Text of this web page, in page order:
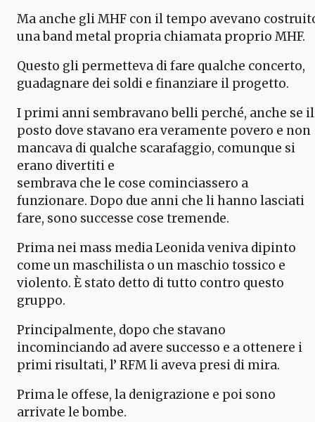
Ma anche gli MHF con il tempo avevano
una band metal propria chiamata proprio MHF.
Questo gli permetteva di fare qualche concerto,
guadagnare dei soldi e finanziare il progetto.
I primi anni sembravano belli perché, anche se il
posto dove stavano era veramente povero e non
mancava di qualche scarafaggio, comunque si
erano divertiti e
sembrava che le cose cominciassero a
funzionare. Dopo due anni che li hanno lasciati
fare, sono successe cose tremende.
Prima nei mass media Leonida veniva dipinto
come un maschilista o un maschio tossico e
violento. È stato detto di tutto contro questo
gruppo.
Principalmente, dopo che stavano
incominciando ad avere successo e a ottenere i
primi risultati, l’ RFM li aveva presi di mira.
Prima le offese, la denigrazione e poi sono
arrivate le bombe.